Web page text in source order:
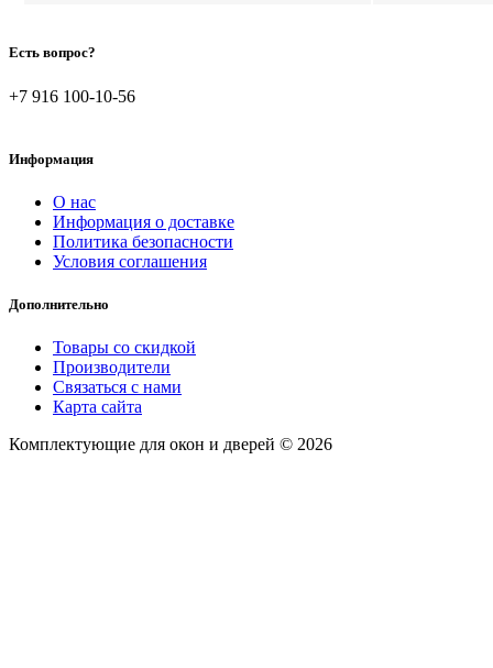
Есть вопрос?
+7 916 100-10-56
Информация
О нас
Информация о доставке
Политика безопасности
Условия соглашения
Дополнительно
Товары со скидкой
Производители
Связаться с нами
Карта сайта
Комплектующие для окон и дверей © 2026